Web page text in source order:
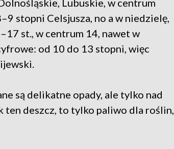
Lubuskie, w centrum
stopni Celsjusza, no a w niedzielę,
st., w centrum 14, nawet w
od 10 do 13 stopni, więc
są delikatne opady, ale tylko nad
ten deszcz, to tylko paliwo dla roślin,